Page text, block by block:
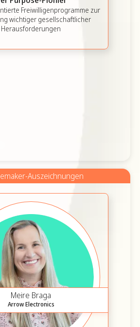
Freiwilligenprogramme zur
wichtiger gesellschaftlicher
Herausforderungen
Freiwilligenarbeit
Auszeichnungen
Marissa O'Rourke
Service jetzt
Meire Braga
Arrow Electronics